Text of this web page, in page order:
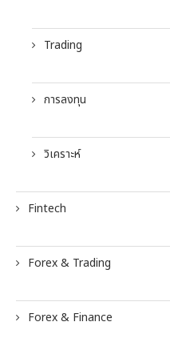
Trading
การลงทุน
วิเคราะห์
Fintech
Forex & Trading
Forex & Finance